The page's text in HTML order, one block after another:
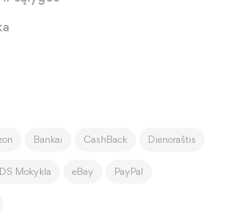
Bankai CashBack Dienoraštis
DS Mokykla eBay PayPal